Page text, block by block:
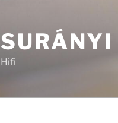
SURÁNYI
Hifi